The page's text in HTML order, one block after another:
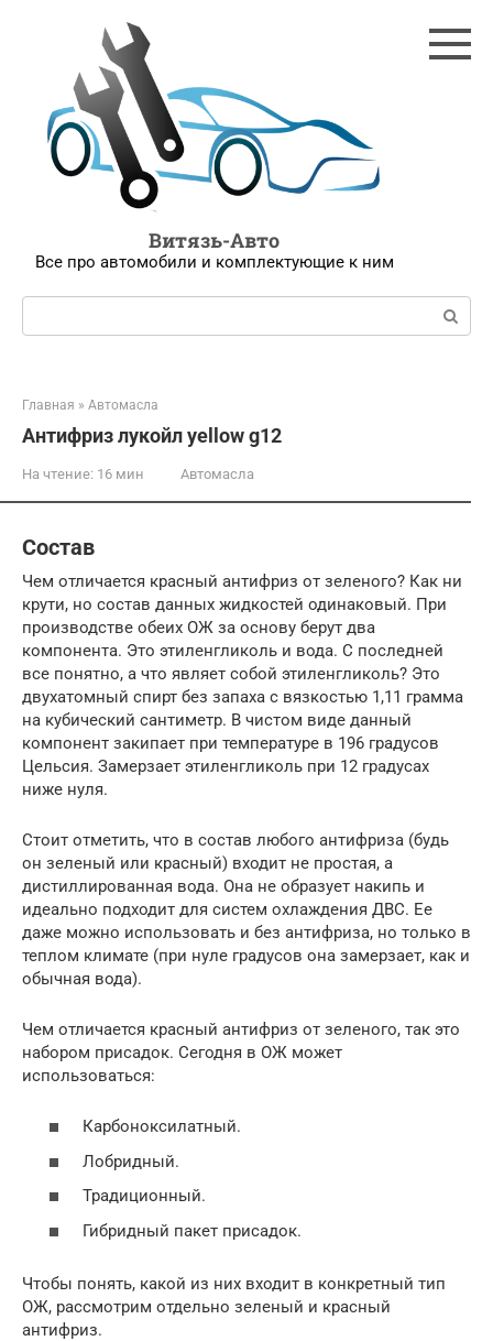
Витязь-Авто
Все про автомобили и комплектующие к ним
Поиск:
Главная » Автомасла
Антифриз лукойл yellow g12
На чтение: 16 мин Автомасла
Состав
Чем отличается красный антифриз от зеленого? Как ни
крути, но состав данных жидкостей одинаковый. При
производстве обеих ОЖ за основу берут два
компонента. Это этиленгликоль и вода. С последней
все понятно, а что являет собой этиленгликоль? Это
двухатомный спирт без запаха с вязкостью 1,11 грамма
на кубический сантиметр. В чистом виде данный
компонент закипает при температуре в 196 градусов
Цельсия. Замерзает этиленгликоль при 12 градусах
ниже нуля.
Стоит отметить, что в состав любого антифриза (будь
он зеленый или красный) входит не простая, а
дистиллированная вода. Она не образует накипь и
идеально подходит для систем охлаждения ДВС. Ее
даже можно использовать и без антифриза, но только в
теплом климате (при нуле градусов она замерзает, как и
обычная вода).
Чем отличается красный антифриз от зеленого, так это
набором присадок. Сегодня в ОЖ может
использоваться:
Карбоноксилатный.
Лобридный.
Традиционный.
Гибридный пакет присадок.
Чтобы понять, какой из них входит в конкретный тип
ОЖ, рассмотрим отдельно зеленый и красный
антифриз.